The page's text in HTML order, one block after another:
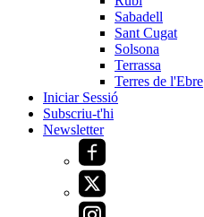
Sabadell
Sant Cugat
Solsona
Terrassa
Terres de l'Ebre
Iniciar Sessió
Subscriu-t'hi
Newsletter